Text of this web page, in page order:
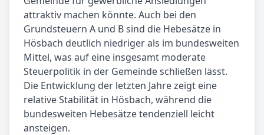
attraktiv machen könnte. Auch bei den
Grundsteuern A und B sind die Hebesätze in
Hösbach deutlich niedriger als im bundesweiten
Mittel, was auf eine insgesamt moderate
Steuerpolitik in der Gemeinde schließen lässt.
Die Entwicklung der letzten Jahre zeigt eine
relative Stabilität in Hösbach, während die
bundesweiten Hebesätze tendenziell leicht
ansteigen.